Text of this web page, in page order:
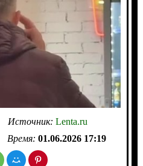
Источник: Lenta.ru
Время: 01.06.2026 17:19